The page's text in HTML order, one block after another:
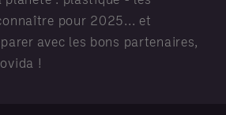
pour 2025... et
avec les bons partenaires,
!